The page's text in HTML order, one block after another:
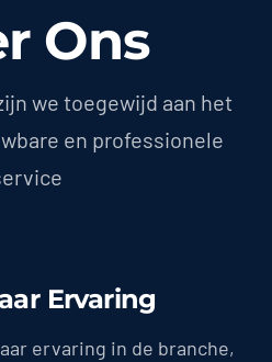
Ons
we toegewijd aan het
en professionele
Ervaring
ervaring in de branche,